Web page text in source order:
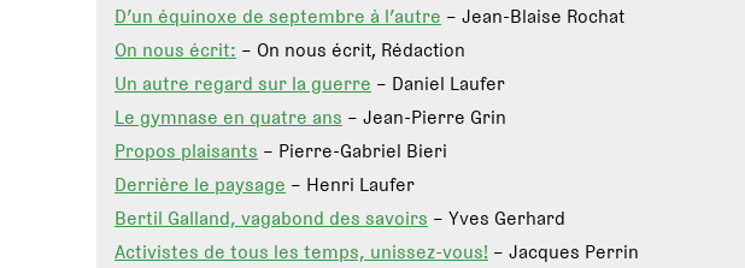
D’un équinoxe de septembre à l’autre – Jean-Blaise Rochat
On nous écrit: – On nous écrit, Rédaction
Un autre regard sur la guerre – Daniel Laufer
Le gymnase en quatre ans – Jean-Pierre Grin
Propos plaisants – Pierre-Gabriel Bieri
Derrière le paysage – Henri Laufer
Bertil Galland, vagabond des savoirs – Yves Gerhard
Activistes de tous les temps, unissez-vous! – Jacques Perrin